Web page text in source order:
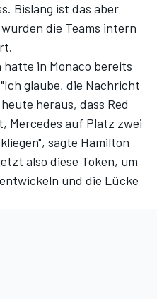
Bislang ist das aber
die Teams intern
in Monaco bereits
glaube, die Nachricht
heraus, dass Red
Mercedes auf Platz zwei
sagte Hamilton
also diese Token, um
und die Lücke